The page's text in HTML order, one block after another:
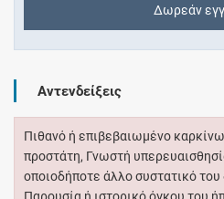
Δωρεάν
Αντενδείξεις
Πιθανό ή επιβεβαιωμένο
προστάτη, Γνωστή
οποιοδήποτε άλλο συστατικό